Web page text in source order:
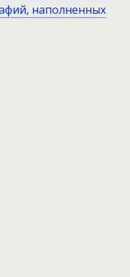
наполненных